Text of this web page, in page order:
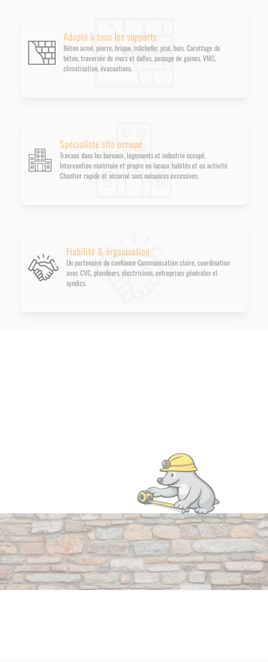
Adapté à tous les supports
Béton armé, pierre, brique, mâchefer, pisé, bois. Carottage de
béton, traversée de murs et dalles, passage de gaines, VMC,
climatisation, évacuations.
Spécialiste site occupé
Travaux dans les bureaux, logements et industrie occupé.
Intervention maitrisée et propre en locaux habités et en activité.
Chantier rapide et sécurisé sans nuisances excessives.
Fiabilité & organisation
Un partenaire de confiance Communication claire, coordination
avec CVC, plombiers, électriciens, entreprises générales et
syndics.